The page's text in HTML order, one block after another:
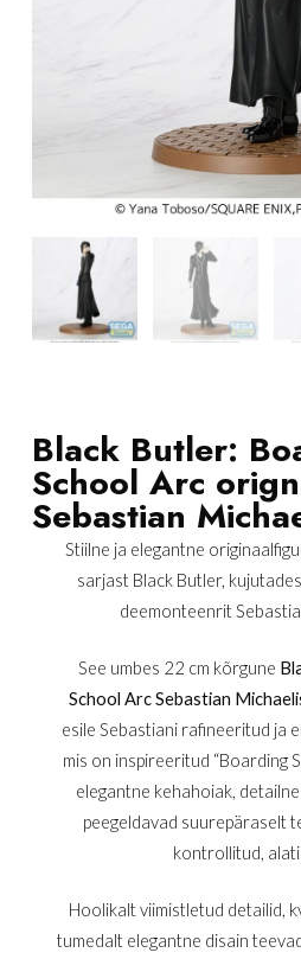
Black Butler:
School Arc
Sebastian
Stiilne ja elegantne
sarjast Black Butler,
deemonteenrit
See umbes 22 cm kõrgune
School Arc Sebastian
esile Sebastiani rafineeritud ja
mis on inspireeritud “Boarding
elegantne kehahoiak,
peegeldavad suurepäraselt
kontrollitud,
Hoolikalt viimistletud detailid,
tumedalt elegantne disain